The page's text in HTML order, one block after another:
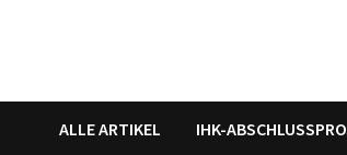
ALLE ARTIKEL IHK-